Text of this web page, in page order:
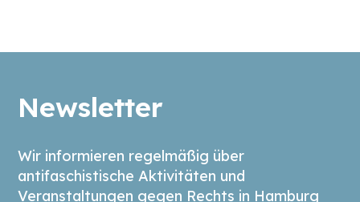
Newsletter
Wir informieren regelmäßig über
antifaschistische Aktivitäten und
Veranstaltungen gegen Rechts in Hamburg